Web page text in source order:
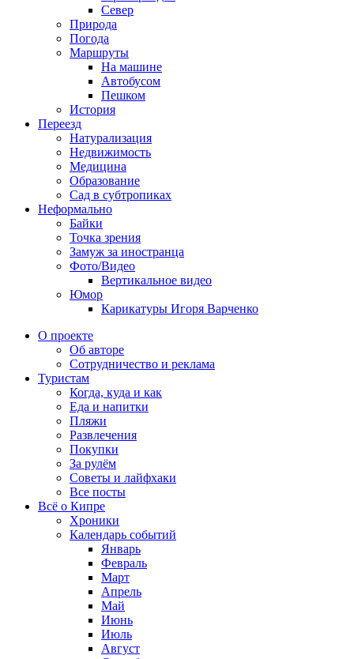
Север
Природа
Погода
Маршруты
На машине
Автобусом
Пешком
История
Переезд
Натурализация
Недвижимость
Медицина
Образование
Сад в субтропиках
Неформально
Байки
Точка зрения
Замуж за иностранца
Фото/Видео
Вертикальное видео
Юмор
Карикатуры Игоря Варченко
О проекте
Об авторе
Сотрудничество и реклама
Туристам
Когда, куда и как
Еда и напитки
Пляжи
Развлечения
Покупки
За рулём
Советы и лайфхаки
Все посты
Всё о Кипре
Хроники
Календарь событий
Январь
Февраль
Март
Апрель
Май
Июнь
Июль
Август